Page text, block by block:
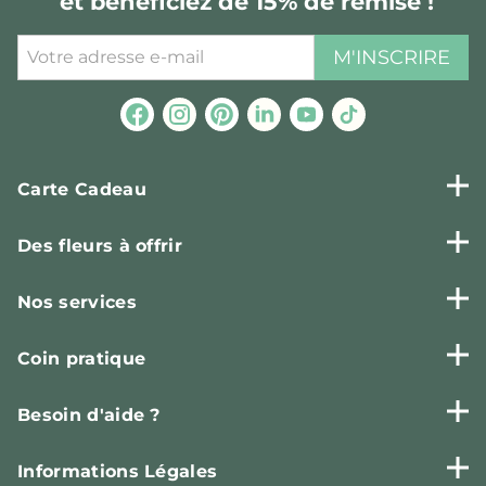
M'INSCRIRE
Carte Cadeau
Des fleurs à offrir
Nos services
Coin pratique
Besoin d'aide ?
Informations Légales